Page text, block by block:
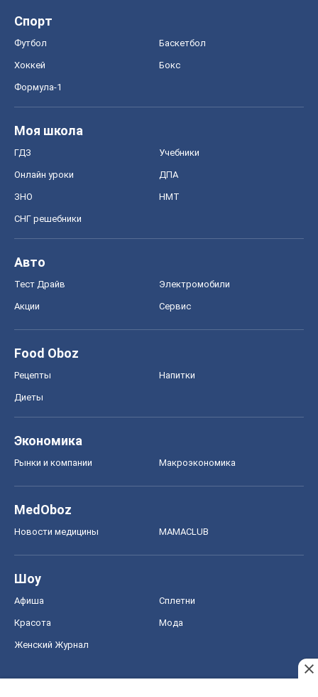
Спорт
Футбол Баскетбол
Хоккей Бокс
Формула-1
Моя школа
ГДЗ Учебники
Онлайн уроки ДПА
ЗНО НМТ
СНГ решебники
Авто
Тест Драйв Электромобили
Акции Сервис
Food Oboz
Рецепты Напитки
Диеты
Экономика
Рынки и компании Mакроэкономика
MedOboz
Новости медицины MAMACLUB
Шоу
Афиша Сплетни
Красота Мода
Женский Журнал